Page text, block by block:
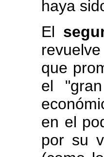
haya
El
que
el
en el
por su